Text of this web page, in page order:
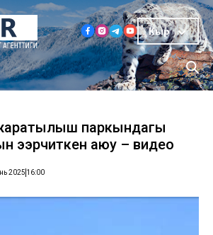
Кыр
паркындагы
ээрчиткен аюу – видео
2025 16:00